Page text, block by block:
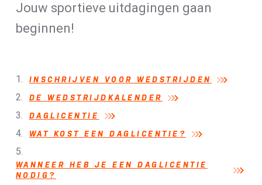
Paratriathlon
Agegroupwedstrijden (EK's en WK's)
Jouw sportieve uitdagingen gaan
beginnen!
INSCHRIJVEN VOOR WEDSTRIJDEN
DE WEDSTRIJDKALENDER
DAGLICENTIE
WAT KOST EEN DAGLICENTIE?
WANNEER HEB JE EEN DAGLICENTIE
NODIG?